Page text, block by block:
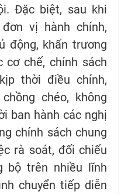
Đặc biệt, sau khi
vị hành chính,
động, khẩn trương
cơ chế, chính sách
thời điều chỉnh,
chéo, không
ban hành các nghị
chính sách chung
rà soát, đối chiếu
bộ trên nhiều lĩnh
chuyển tiếp diễn